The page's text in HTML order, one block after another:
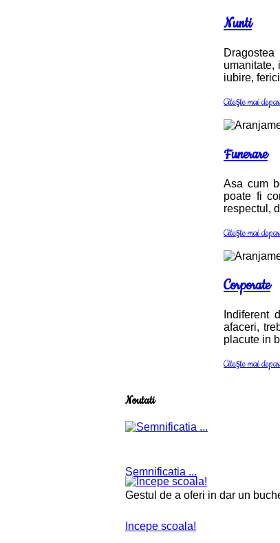
Nunti
iubire,
Citeşte mai
Funerare
Asa cum
poate fi
respectul,
Citeşte mai
Corporate
Indiferent
afaceri,
placute in
Citeşte mai
Noutati
Semnificatia ...
Gestul de a oferi in dar un
Incepe scoala!